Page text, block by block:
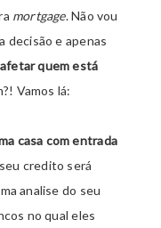
mortgage. Não vou
decisão e apenas
quem está
Vamos lá:
casa com entrada
credito será
analise do seu
no qual eles